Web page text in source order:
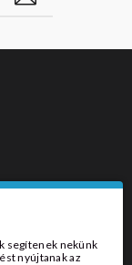
segítenek nekünk
nyújtanak az